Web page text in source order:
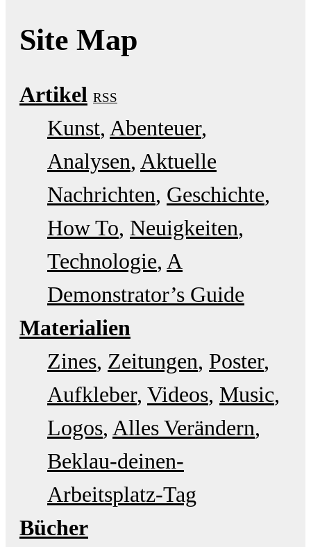
Site Map
Artikel RSS
Kunst Abenteuer
Analysen Aktuelle
Nachrichten Geschichte
How To Neuigkeiten
Technologie A
Demonstrator’s Guide
Materialien
Zines Zeitungen Poster
Aufkleber Videos Music
Logos Alles Verändern
Beklau-deinen-
Arbeitsplatz-Tag
Bücher